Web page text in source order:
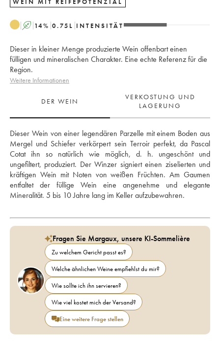
A 14% 0.75 L INTENSITÄT
Dieser in kleiner Menge produzierte Wein offenbart einen
fülligen und mineralischen Charakter. Eine echte Referenz für die
Region.
Weitere Informationen
DER WEIN
VERKOSTUNG UND
LAGERUNG
Dieser Wein von einer legendären Parzelle mit einem Boden aus
Mergel und Schiefer verkörpert sein Terroir perfekt, da Pascal
Cotat ihn so natürlich wie möglich, d. h. ungeschönt und
ungefiltert, produziert. Der Winzer signiert einen ziselierten und
kräftigen Wein mit Noten von weißen Früchten. Am Gaumen
entfaltet der füllige Wein eine angenehme und elegante
Mineralität. 5 bis 10 Jahre lang im Keller aufzubewahren.
Fragen Sie Margaux, unsere KI-Sommelière
Zu welchem Gericht passt es?
Welche ähnlichen Weine empfiehlst du mir?
Wie sollte ich ihn servieren?
Wie viel kostet mich der Versand?
Eine weitere Frage stellen